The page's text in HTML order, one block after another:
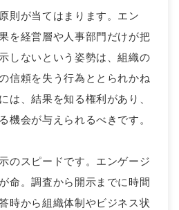
則が当てはまります。エン
を経営層や人事部門だけが把
しないという姿勢は、組織の
信頼を失う行為ととられかね
は、結果を知る権利があり、
機会が与えられるべきです。
のスピードです。エンゲージ
命。調査から開示までに時間
時から組織体制やビジネス状